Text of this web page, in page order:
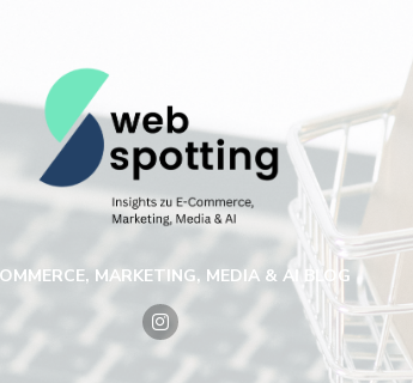
MARKETING, MEDIA & AI BLOG